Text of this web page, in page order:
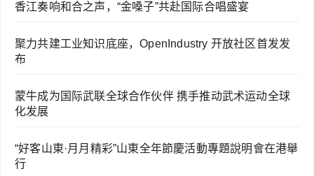
香江奏响和合之声，“金嗓子”共赴国际合唱盛宴
聚力共建工业知识底座，OpenIndustry 开放社区首发发
布
蒙牛成为国际武联全球合作伙伴 携手推动武术运动全球
化发展
“好客山東·月月精彩”山東全年節慶活動專題說明會在港舉
行